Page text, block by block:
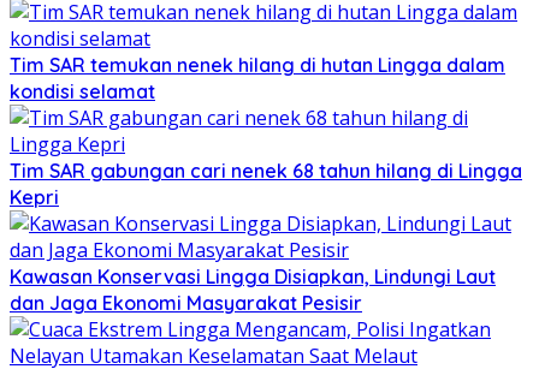
Tim SAR temukan nenek hilang di hutan Lingga dalam
kondisi selamat
Tim SAR gabungan cari nenek 68 tahun hilang di Lingga
Kepri
Kawasan Konservasi Lingga Disiapkan, Lindungi Laut
dan Jaga Ekonomi Masyarakat Pesisir